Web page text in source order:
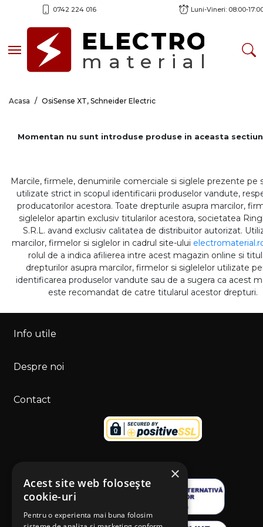
0742 224 016 Luni-Vineri: 08:00-
Toggle navigationELECTRO
material
Acasa OsiSense XT, Schneider Electric
Momentan nu sunt introduse produse in aceasta
Marcile, firmele, denumirile comerciale si siglele prezente pe
utilizate strict in scopul identificarii produselor vandute,
producatorilor acestora. Toate drepturile asupra marcilor,
siglelelor apartin exclusiv titularilor acestora, societatea
S.R.L. avand exclusiv calitatea de distribuitor autorizat.
marcilor, firmelor si siglelor in cadrul site-ului
rolul de a indica afilierea intre acest magazin online si
drepturilor asupra marcilor, firmelor si siglelelor utilizate
identificarea produselor vandute sau de a sugera ca acest
este recomandat de catre titularul acestor drepturi.
Info utile
Despre noi
Contact
×
Acest site web folosește
cookie-uri
Pentru o experienta mai buna folosim